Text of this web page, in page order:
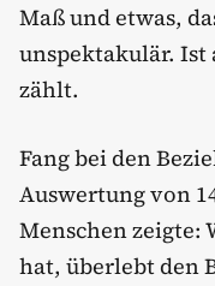
Maß und etwas,
unspektakulär. Ist
zählt.
Fang bei den
Auswertung von
Menschen zeigte:
hat, überlebt den